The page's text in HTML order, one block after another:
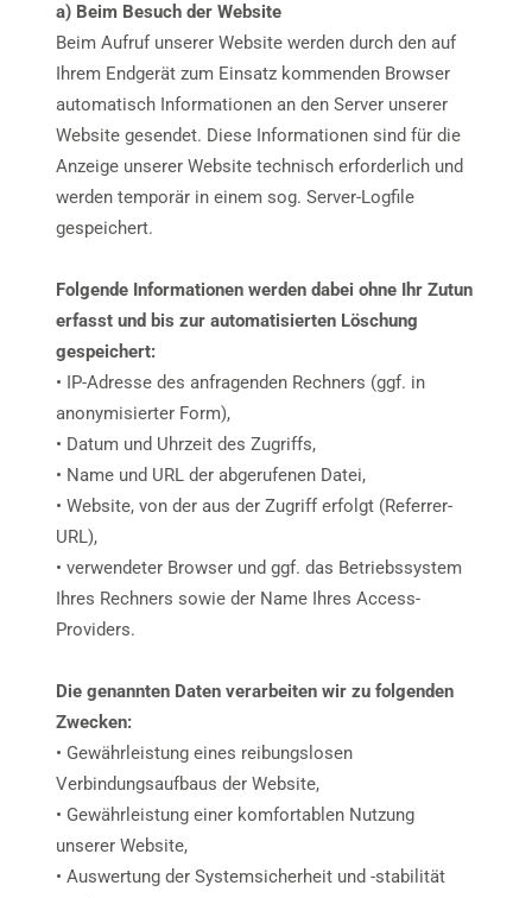
a) Beim Besuch der Website
Beim Aufruf unserer Website werden durch den auf
Ihrem Endgerät zum Einsatz kommenden Browser
automatisch Informationen an den Server unserer
Website gesendet. Diese Informationen sind für die
Anzeige unserer Website technisch erforderlich und
werden temporär in einem sog. Server-Logfile
gespeichert.
Folgende Informationen werden dabei ohne Ihr Zutun
erfasst und bis zur automatisierten Löschung
gespeichert:
• IP-Adresse des anfragenden Rechners (ggf. in
anonymisierter Form),
• Datum und Uhrzeit des Zugriffs,
• Name und URL der abgerufenen Datei,
• Website, von der aus der Zugriff erfolgt (Referrer-
URL),
• verwendeter Browser und ggf. das Betriebssystem
Ihres Rechners sowie der Name Ihres Access-
Providers.
Die genannten Daten verarbeiten wir zu folgenden
Zwecken:
• Gewährleistung eines reibungslosen
Verbindungsaufbaus der Website,
• Gewährleistung einer komfortablen Nutzung
unserer Website,
• Auswertung der Systemsicherheit und -stabilität